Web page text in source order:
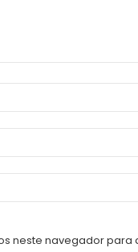
neste navegador para